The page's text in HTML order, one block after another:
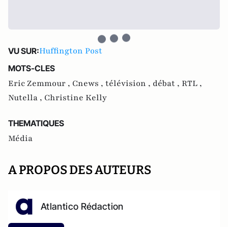
VU SUR:Huffington Post
MOTS-CLES
Eric Zemmour , Cnews , télévision , débat , RTL ,
Nutella , Christine Kelly
THEMATIQUES
Média
A PROPOS DES AUTEURS
Atlantico Rédaction